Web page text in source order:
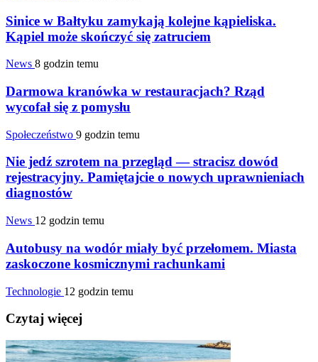
Sinice w Bałtyku zamykają kolejne kąpieliska.
Kąpiel może skończyć się zatruciem
News 8 godzin temu
Darmowa kranówka w restauracjach? Rząd
wycofał się z pomysłu
Społeczeństwo 9 godzin temu
Nie jedź szrotem na przegląd — stracisz dowód
rejestracyjny. Pamiętajcie o nowych uprawnieniach
diagnostów
News 12 godzin temu
Autobusy na wodór miały być przełomem. Miasta
zaskoczone kosmicznymi rachunkami
Technologie 12 godzin temu
Czytaj więcej